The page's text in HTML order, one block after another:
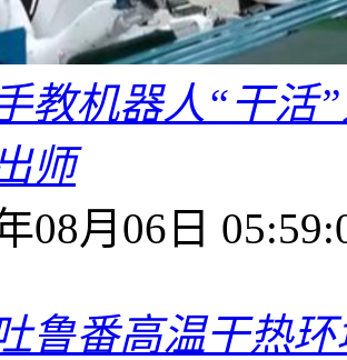
教机器人“干活
师
08月06日
鲁番高温干热